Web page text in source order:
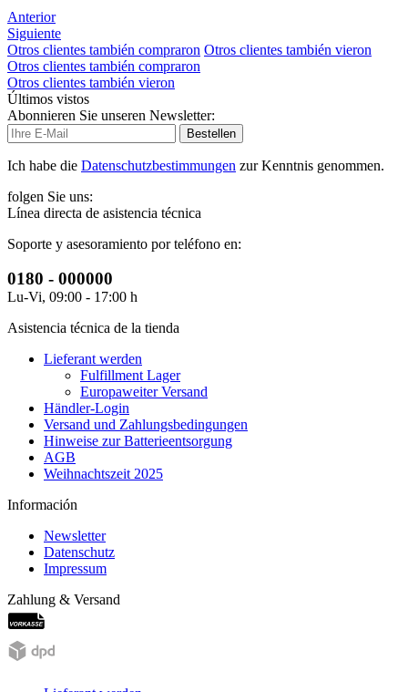
Anterior
Siguiente
Otros clientes también compraron Otros clientes también vieron
Otros clientes también compraron
Otros clientes también vieron
Últimos vistos
Abonnieren Sie unseren Newsletter:
Bestellen
Ich habe die Datenschutzbestimmungen zur Kenntnis genommen.
folgen Sie uns:
Línea directa de asistencia técnica
Soporte y asesoramiento por teléfono en:
0180 - 000000
Lu-Vi, 09:00 - 17:00 h
Asistencia técnica de la tienda
Lieferant werden
Fulfillment Lager
Europaweiter Versand
Händler-Login
Versand und Zahlungsbedingungen
Hinweise zur Batterieentsorgung
AGB
Weihnachtszeit 2025
Información
Newsletter
Datenschutz
Impressum
Zahlung & Versand